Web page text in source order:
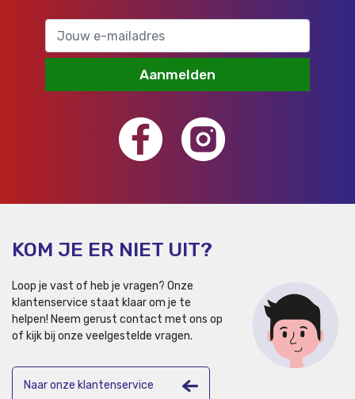
Aanmelden
KOM JE ER NIET UIT?
Loop je vast of heb je vragen? Onze
klantenservice staat klaar om je te
helpen! Neem gerust contact met ons op
of kijk bij onze veelgestelde vragen.
Naar onze klantenservice